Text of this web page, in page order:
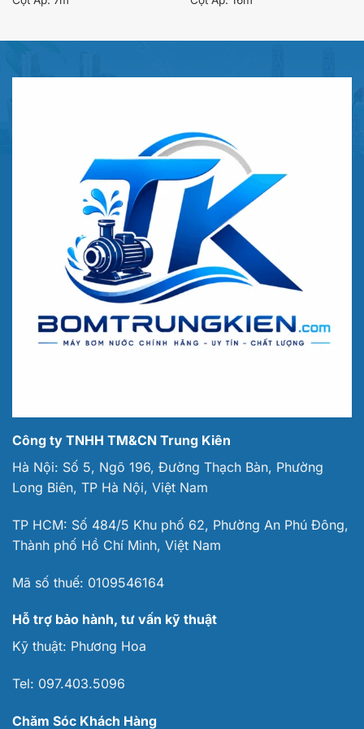
Công ty TNHH TM&CN Trung Kiên
Hà Nội: Số 5, Ngõ 196, Đường Thạch Bàn, Phường
Long Biên, TP Hà Nội, Việt Nam
TP HCM: Số 484/5 Khu phố 62, Phường An Phú Đông,
Thành phố Hồ Chí Minh, Việt Nam
Mã số thuế: 0109546164
Hỗ trợ bảo hành, tư vấn kỹ thuật
Kỹ thuật: Phương Hoa
Tel: 097.403.5096
Chăm Sóc Khách Hàng